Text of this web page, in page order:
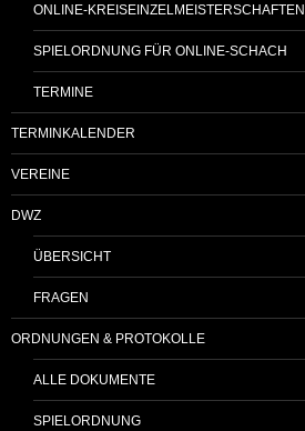
ONLINE-KREISEINZELMEISTERSCHAFTEN
SPIELORDNUNG FÜR ONLINE-SCHACH
TERMINE
TERMINKALENDER
VEREINE
DWZ
ÜBERSICHT
FRAGEN
ORDNUNGEN & PROTOKOLLE
ALLE DOKUMENTE
SPIELORDNUNG